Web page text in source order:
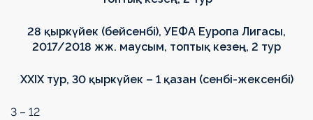
28 қыркүйек (бейсенбі), УЕФА Еуропа Лигасы,
2017/2018 жж. маусым, топтық кезең, 2 тур
XXIX тур, 30 қыркүйек – 1 қазан (сенбі-жексенбі)
3 – 12